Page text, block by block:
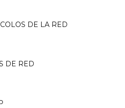
DE LA RED
DE RED